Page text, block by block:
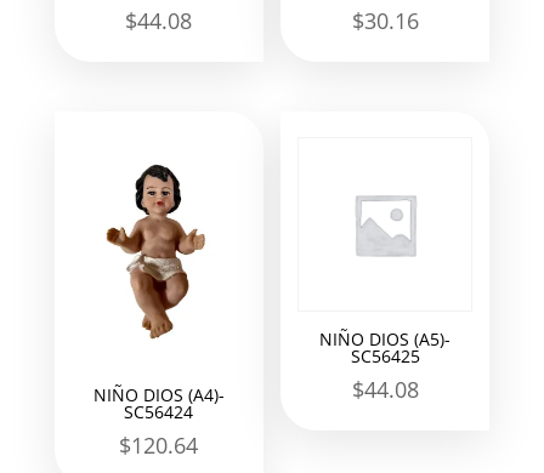
$44.08 $30.16
NIÑO DIOS (A4)-
SC56424
$120.64
NIÑO DIOS (A5)-
SC56425
$44.08